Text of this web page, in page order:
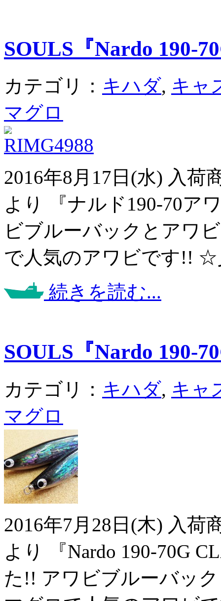
SOULS『Nardo 190-
カテゴリ： キハダ, キャ
マグロ
2016年8月17日(水) 入荷
より 『ナルド190-70ア
ビブルーバックとアワ
で人気のアワビです!!
続きを読む...
SOULS『Nardo 190-
カテゴリ： キハダ, キャ
マグロ
2016年7月28日(木) 入荷
より 『Nardo 190-70G
た!! アワビブルーバッ